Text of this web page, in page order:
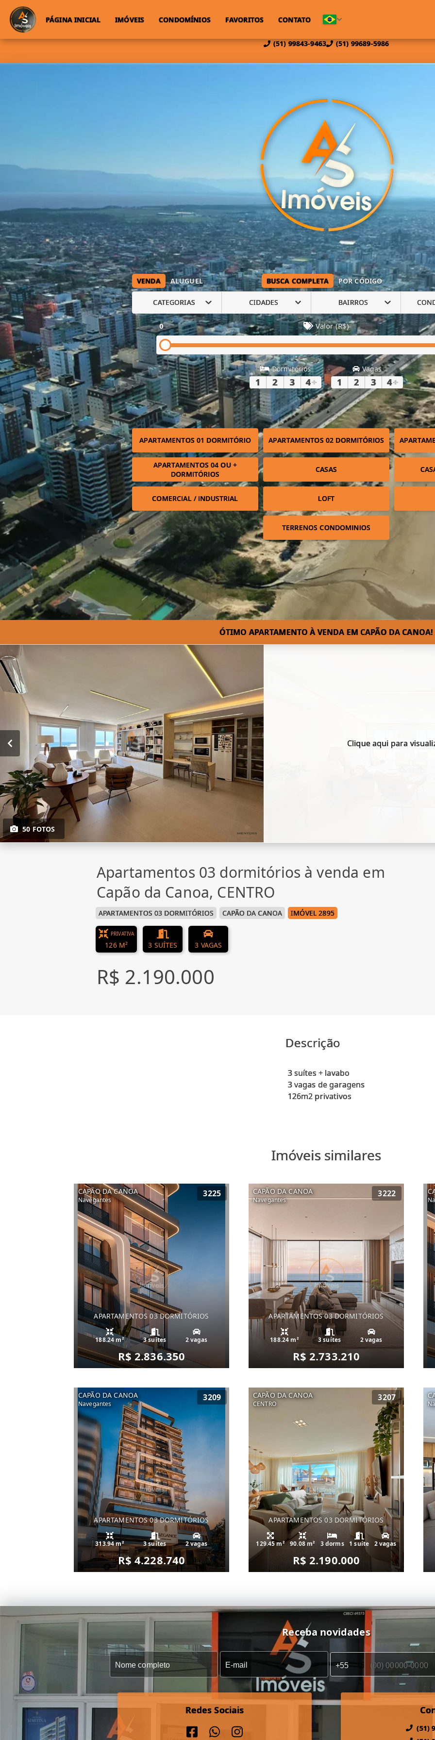
(51) 99843-9463 (51) 99689-5986
PÁGINA INICIAL IMÓVEIS CONDOMÍNIOS FAVORITOS CONTATO
VENDA ALUGUEL BUSCA COMPLETA POR CÓDIGO
CATEGORIAS CIDADES BAIRROS
0 Valor (R$)
Dormitórios
1 2 3 4+
Vagas
1 2 3 4+
APARTAMENTOS 01 DORMITÓRIO APARTAMENTOS 02 DORMITÓRIOS
APARTAMENTOS 04 OU +
DORMITÓRIOS
CASAS
COMERCIAL / INDUSTRIAL LOFT
TERRENOS CONDOMINIOS
ÓTIMO APARTAMENTO À VENDA EM CAPÃO DA CANOA!⁣
50 FOTOS
Clique aqui para
Apartamentos 03 dormitórios à venda em
Capão da Canoa, CENTRO
APARTAMENTOS 03 DORMITÓRIOS CAPÃO DA CANOA IMÓVEL 2895
PRIVATIVA
126 M² 3 SUÍTES 3 VAGAS
R$ 2.190.000
Descrição
3 suítes + lavabo
3 vagas de garagens
Imóveis similares
CAPÃO DA CANOA
Navegantes
3225
APARTAMENTOS 03 DORMITÓRIOS
188.24 m² 3 suítes 2 vagas
R$ 2.836.350
CAPÃO DA CANOA
Navegantes
3222
APARTAMENTOS 03 DORMITÓRIOS
188.24 m² 3 suítes 2 vagas
R$ 2.733.210
CAPÃO DA CANOA
Navegantes
3209
APARTAMENTOS 03 DORMITÓRIOS
313.94 m² 3 suítes 2 vagas
R$ 4.228.740
CAPÃO DA CANOA
CENTRO
3207
APARTAMENTOS 03 DORMITÓRIOS
129.45 m² 90.08 m² 3 dorms 1 suíte 2 vagas
R$ 2.190.000
Receba novidades
Redes Sociais
(51)